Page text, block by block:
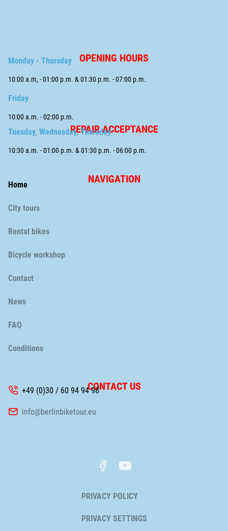
OPENING HOURS
Monday - Thursday
10:00 a.m, - 01:00 p.m. & 01:30 p.m. - 07:00 p.m.
Friday
10:00 a.m. - 02:00 p.m.
REPAIR ACCEPTANCE
Tuesday, Wednesday, Thursday
10:30 a.m. - 01:00 p.m. & 01:30 p.m. - 06:00 p.m.
NAVIGATION
Skip
Home
City tours
Rental bikes
Bicycle workshop
Skip
Contact
News
FAQ
Conditions
CONTACT US
+49 (0)30 / 60 94 94 98
info@berlinbiketour.eu
Skip
PRIVACY POLICY
PRIVACY SETTINGS